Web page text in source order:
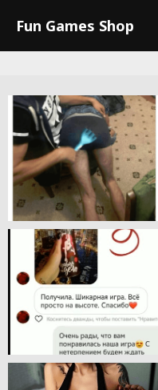
Fun Games Shop